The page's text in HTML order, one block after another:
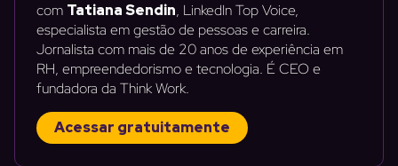
com Tatiana Sendin, LinkedIn Top Voice,
especialista em gestão de pessoas e carreira.
Jornalista com mais de 20 anos de experiência em
RH, empreendedorismo e tecnologia. É CEO e
fundadora da Think Work.
Acessar gratuitamente